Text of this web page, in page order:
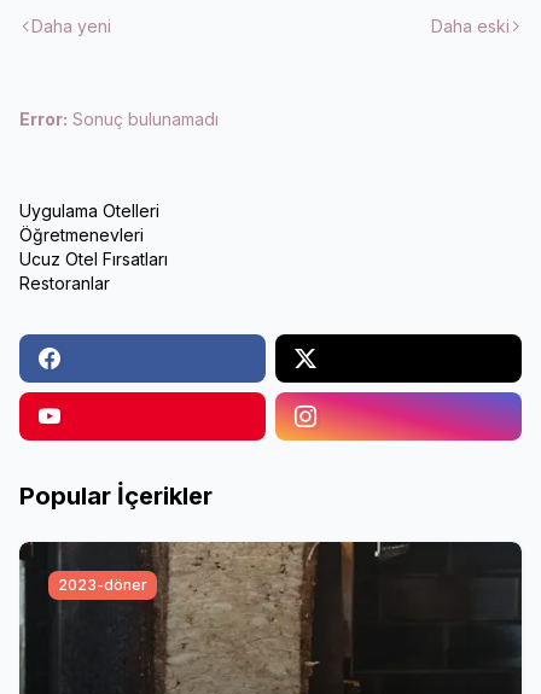
Daha yeni Daha eski
Error: Sonuç bulunamadı
Uygulama Otelleri
Öğretmenevleri
Ucuz Otel Fırsatları
Restoranlar
Popular İçerikler
2023-döner